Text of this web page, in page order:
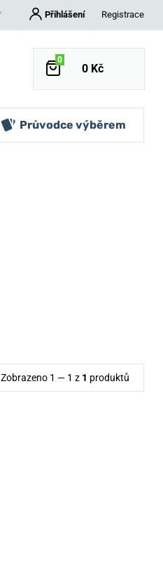
Přihlášení Registrace
0
0 Kč
Průvodce výběrem
Zobrazeno 1 — 1 z 1 produktů